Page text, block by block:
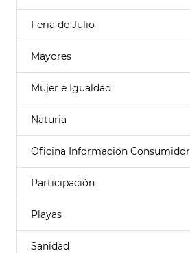
Feria de Julio
Mayores
Mujer e Igualdad
Naturia
Oficina Información Consumidor
Participación
Playas
Sanidad